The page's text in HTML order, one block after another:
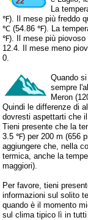
La
℉). Il mese più freddo
℃ (54.86 ℉). La
℉). Il mese più piovoso
12.4. Il mese meno
0.
Quando
sempre
Meron
Quindi le differenze di
dovresti aspettarti che
Tieni presente che la
3.5 ℉) per 200 m (656
aggiungere che, nella
termica, anche la
maggiori).
Per favore, tieni
informazioni sul solito
quando è il momento
sul clima tipico lì in